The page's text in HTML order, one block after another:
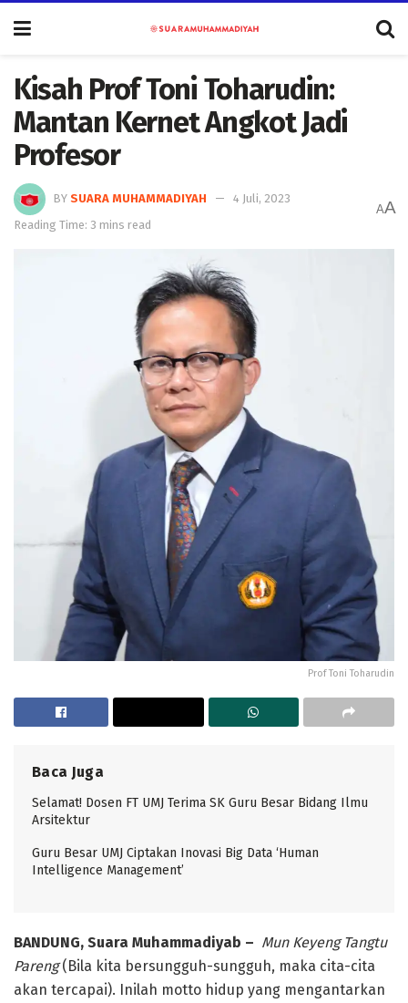
Kisah Prof Toni Toharudin:
Mantan Kernet Angkot Jadi
Profesor
BY SUARA MUHAMMADIYAH
4 Juli, 2023
Reading Time: 3 mins read
AA
Prof Toni Toharudin
Baca Juga
Selamat! Dosen FT UMJ Terima SK Guru Besar Bidang Ilmu
Arsitektur
Guru Besar UMJ Ciptakan Inovasi Big Data ‘Human
Intelligence Management’
BANDUNG, Suara Muhammadiyab – Mun Keyeng Tangtu
Pareng(Bila kita bersungguh-sungguh, maka cita-cita
akan tercapai). Inilah motto hidup yang mengantarkan